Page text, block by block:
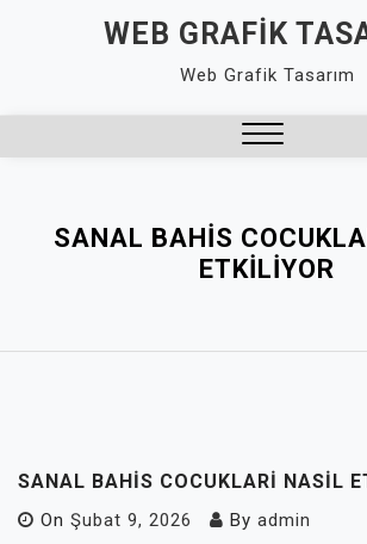
WEB GRAFIK
Web Grafik Tasarım
SANAL BAHIS
ETKILIYOR
SANAL BAHIS COCUKLARI NASIL
On Şubat 9, 2026 By admin